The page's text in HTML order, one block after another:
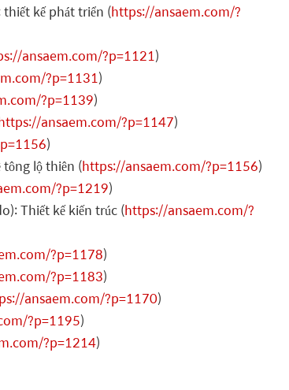
kế phát triển (https://ansaem.com/?
ansaem.com/?p=1121)
?p=1131)
?p=1139)
ansaem.com/?p=1147)
)
lộ thiên (https://ansaem.com/?p=1156)
?p=1219)
Thiết kế kiến trúc (https://ansaem.com/?
?p=1178)
?p=1183)
ansaem.com/?p=1170)
?p=1195)
?p=1214)